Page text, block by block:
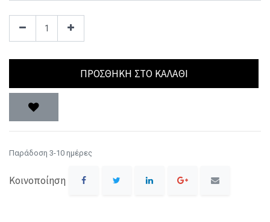
ΠΡΟΣΘΉΚΗ ΣΤΟ ΚΑΛΆΘΙ
Παράδοση 3-10 ημέρες
Κοινοποίηση